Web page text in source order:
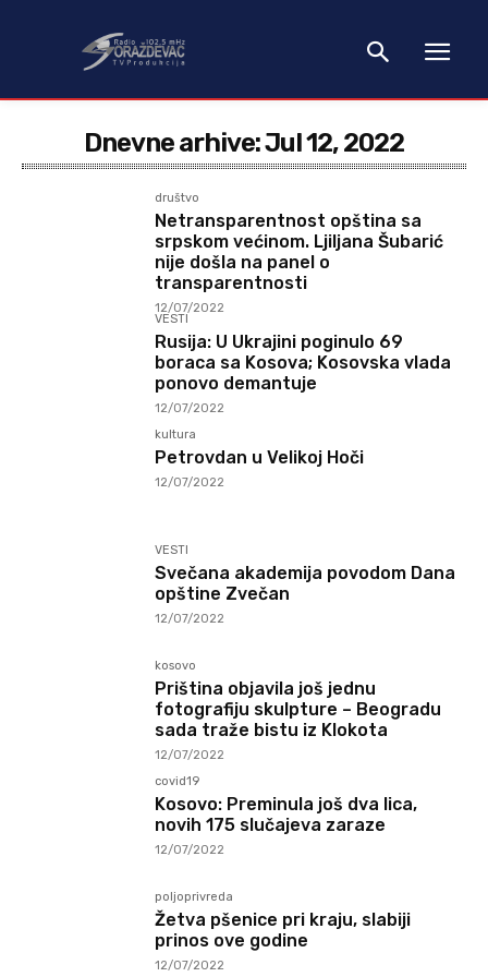
Dnevne arhive: Jul 12, 2022
društvo
Netransparentnost opština sa
srpskom većinom. Ljiljana Šubarić
nije došla na panel o
transparentnosti
12/07/2022
VESTI
Rusija: U Ukrajini poginulo 69
boraca sa Kosova; Kosovska vlada
ponovo demantuje
12/07/2022
kultura
Petrovdan u Velikoj Hoči
12/07/2022
VESTI
Svečana akademija povodom Dana
opštine Zvečan
12/07/2022
kosovo
Priština objavila još jednu
fotografiju skulpture – Beogradu
sada traže bistu iz Klokota
12/07/2022
covid19
Kosovo: Preminula još dva lica,
novih 175 slučajeva zaraze
12/07/2022
poljoprivreda
Žetva pšenice pri kraju, slabiji
prinos ove godine
12/07/2022